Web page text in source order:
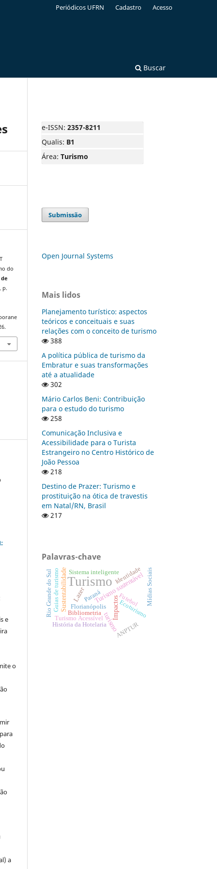
Buscar
Periódicos UFRN Cadastro Acesso
do
p.
e
o
a
e-ISSN: 2357-8211
Qualis: B1
Área: Turismo
Submissão
Open Journal Systems
Mais lidos
Planejamento turístico: aspectos
teóricos e conceituais e suas
relações com o conceito de turismo
388
A política pública de turismo da
Embratur e suas transformações
até a atualidade
302
Mário Carlos Beni: Contribuição
para o estudo do turismo
258
Comunicação Inclusiva e
Acessibilidade para o Turista
Estrangeiro no Centro Histórico de
João Pessoa
218
Destino de Prazer: Turismo e
prostituição na ótica de travestis
em Natal/RN, Brasil
217
Palavras-chave
TurismoTurismo sustentável
turismo
Impactos
Lazer
Sustentabilidade Ecoturismo
Florianópolis
Mídias Sociais
Turismo Acessível
Paraná
Bibliometria
Identidade
História da Hotelaria
Rio Grande do Sul Futebol
ANPTUR
Guias de turismo Sistema inteligente